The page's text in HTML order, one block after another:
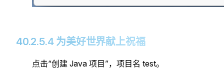
40.2.5.4 为美好世界献上祝福
点击“创建 Java 项目”，项目名 test。